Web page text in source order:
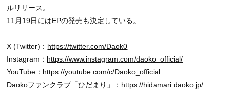
ルリリース。
11月19日にはEPの発売も決定している。
X (Twitter)： https://twitter.com/Daok0
Instagram： https://www.instagram.com/daoko_official/
YouTube： https://youtube.com/c/Daoko_official
Daokoファンクラブ「ひだまり」： https://hidamari.daoko.jp/